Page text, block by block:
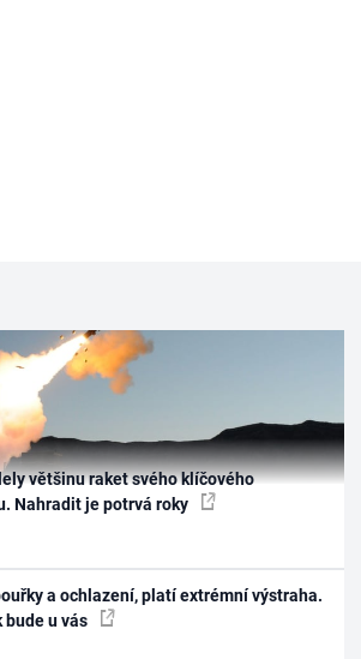
většinu raket svého klíčového
Nahradit je potrvá roky
a ochlazení, platí extrémní výstraha.
bude u vás